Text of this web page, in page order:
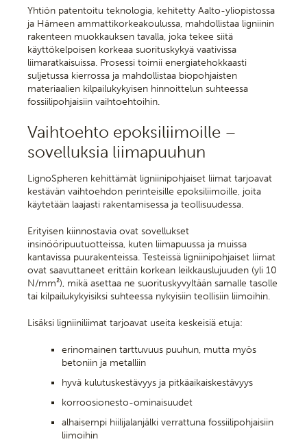
Yhtiön patentoitu teknologia, kehitetty Aalto-yliopistossa
ja Hämeen ammattikorkeakoulussa, mahdollistaa ligniinin
rakenteen muokkauksen tavalla, joka tekee siitä
käyttökelpoisen korkeaa suorituskykyä vaativissa
liimaratkaisuissa. Prosessi toimii energiatehokkaasti
suljetussa kierrossa ja mahdollistaa biopohjaisten
materiaalien kilpailukykyisen hinnoittelun suhteessa
fossiilipohjaisiin vaihtoehtoihin.
Vaihtoehto epoksiliimoille –
sovelluksia liimapuuhun
LignoSpheren kehittämät ligniinipohjaiset liimat tarjoavat
kestävän vaihtoehdon perinteisille epoksiliimoille, joita
käytetään laajasti rakentamisessa ja teollisuudessa.
Erityisen kiinnostavia ovat sovellukset
insinööripuutuotteissa, kuten liimapuussa ja muissa
kantavissa puurakenteissa. Testeissä ligniinipohjaiset liimat
ovat saavuttaneet erittäin korkean leikkauslujuuden (yli 10
N/mm²), mikä asettaa ne suorituskyvyltään samalle tasolle
tai kilpailukykyisiksi suhteessa nykyisiin teollisiin liimoihin.
Lisäksi ligniiniliimat tarjoavat useita keskeisiä etuja:
erinomainen tarttuvuus puuhun, mutta myös
betoniin ja metalliin
hyvä kulutuskestävyys ja pitkäaikaiskestävyys
korroosionesto-ominaisuudet
alhaisempi hiilijalanjälki verrattuna fossiilipohjaisiin
liimoihin